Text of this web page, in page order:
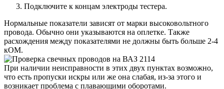
Подключите к концам электроды тестера.
Нормальные показатели зависят от марки высоковольтного
провода. Обычно они указываются на оплетке. Также
расхождения между показателями не должны быть больше 2-4
кОМ.
При наличии неисправности в этих двух пунктах возможно,
что есть пропуски искры или же она слабая, из-за этого и
возникает проблема с плавающими оборотами.